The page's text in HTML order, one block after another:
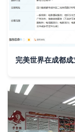
完美世界在成都